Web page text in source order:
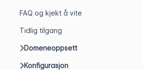
FAQ og kjekt å vite
Tidlig tilgang
Domeneoppsett
Konfigurasjon